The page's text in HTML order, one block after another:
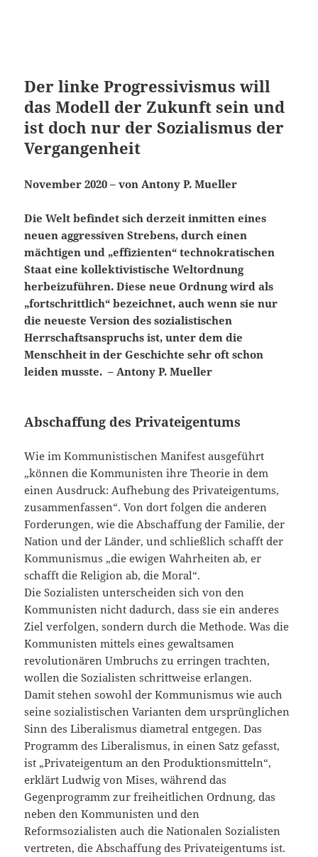
Der linke Progressivismus will
das Modell der Zukunft sein und
ist doch nur der Sozialismus der
Vergangenheit
November 2020 – von Antony P. Mueller
Die Welt befindet sich derzeit inmitten eines
neuen aggressiven Strebens, durch einen
mächtigen und „effizienten“ technokratischen
Staat eine kollektivistische Weltordnung
herbeizuführen. Diese neue Ordnung wird als
„fortschrittlich“ bezeichnet, auch wenn sie nur
die neueste Version des sozialistischen
Herrschaftsanspruchs ist, unter dem die
Menschheit in der Geschichte sehr oft schon
leiden musste. – Antony P. Mueller
Abschaffung des Privateigentums
Wie im Kommunistischen Manifest ausgeführt
„können die Kommunisten ihre Theorie in dem
einen Ausdruck: Aufhebung des Privateigentums,
zusammenfassen“. Von dort folgen die anderen
Forderungen, wie die Abschaffung der Familie, der
Nation und der Länder, und schließlich schafft der
Kommunismus „die ewigen Wahrheiten ab, er
schafft die Religion ab, die Moral“.
Die Sozialisten unterscheiden sich von den
Kommunisten nicht dadurch, dass sie ein anderes
Ziel verfolgen, sondern durch die Methode. Was die
Kommunisten mittels eines gewaltsamen
revolutionären Umbruchs zu erringen trachten,
wollen die Sozialisten schrittweise erlangen.
Damit stehen sowohl der Kommunismus wie auch
seine sozialistischen Varianten dem ursprünglichen
Sinn des Liberalismus diametral entgegen. Das
Programm des Liberalismus, in einen Satz gefasst,
ist „Privateigentum an den Produktionsmitteln“,
erklärt Ludwig von Mises, während das
Gegenprogramm zur freiheitlichen Ordnung, das
neben den Kommunisten und den
Reformsozialisten auch die Nationalen Sozialisten
vertreten, die Abschaffung des Privateigentums ist.